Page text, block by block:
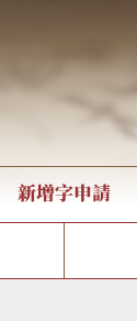
新增字申請